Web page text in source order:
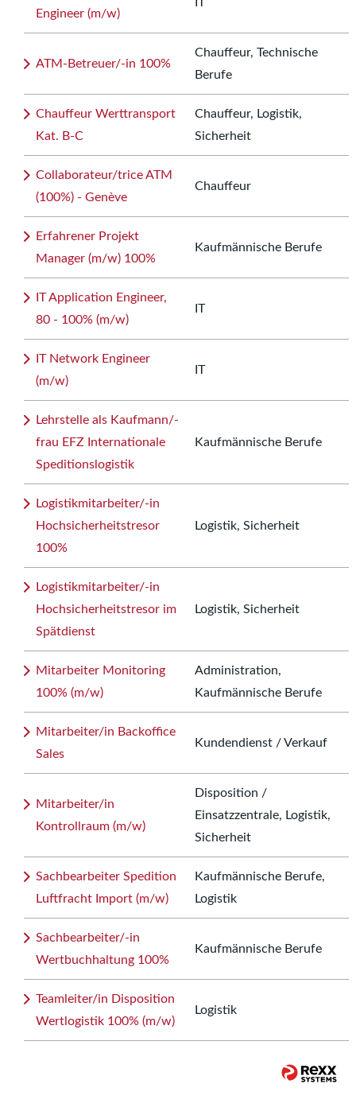
Engineer (m/w)
IT
ATM-Betreuer/-in 100%
Chauffeur, Technische
Berufe
Chauffeur Werttransport
Kat. B-C
Chauffeur, Logistik,
Sicherheit
Collaborateur/trice ATM
(100%) - Genève
Chauffeur
Erfahrener Projekt
Manager (m/w) 100%
Kaufmännische Berufe
IT Application Engineer,
80 - 100% (m/w)
IT
IT Network Engineer
(m/w)
IT
Lehrstelle als Kaufmann/-
frau EFZ Internationale
Speditionslogistik
Kaufmännische Berufe
Logistikmitarbeiter/-in
Hochsicherheitstresor
100%
Logistik, Sicherheit
Logistikmitarbeiter/-in
Hochsicherheitstresor im
Spätdienst
Logistik, Sicherheit
Mitarbeiter Monitoring
100% (m/w)
Administration,
Kaufmännische Berufe
Mitarbeiter/in Backoffice
Sales
Kundendienst / Verkauf
Mitarbeiter/in
Kontrollraum (m/w)
Disposition /
Einsatzzentrale, Logistik,
Sicherheit
Sachbearbeiter Spedition
Luftfracht Import (m/w)
Kaufmännische Berufe,
Logistik
Sachbearbeiter/-in
Wertbuchhaltung 100%
Kaufmännische Berufe
Teamleiter/in Disposition
Wertlogistik 100% (m/w)
Logistik